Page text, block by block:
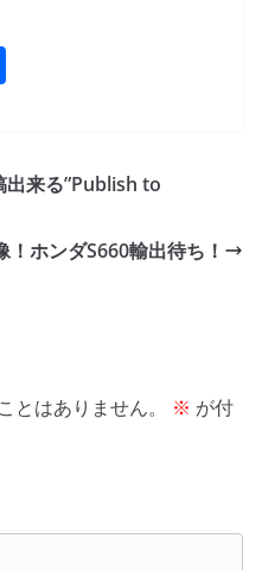
来る”Publish to
！ホンダS660輸出待ち！
とはありません。 ※ が付